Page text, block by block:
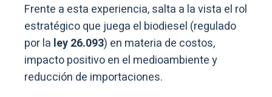
Frente a esta experiencia, salta a la vista el rol
estratégico que juega el biodiesel (regulado
por la ley 26.093) en materia de costos,
impacto positivo en el medioambiente y
reducción de importaciones.